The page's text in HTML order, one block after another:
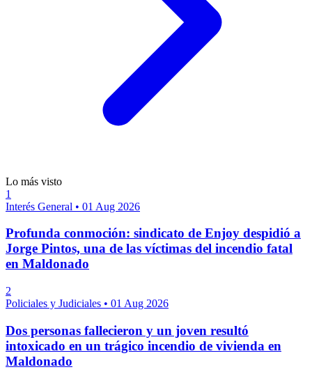
Lo más visto
1
Interés General • 01 Aug 2026
Profunda conmoción: sindicato de Enjoy despidió a
Jorge Pintos, una de las víctimas del incendio fatal
en Maldonado
2
Policiales y Judiciales • 01 Aug 2026
Dos personas fallecieron y un joven resultó
intoxicado en un trágico incendio de vivienda en
Maldonado